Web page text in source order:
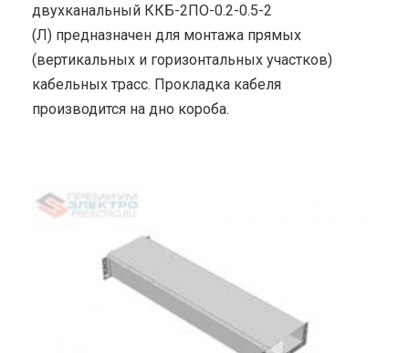
двухканальный ККБ-2ПО-0.2-0.5-2
(Л) предназначен для монтажа прямых
(вертикальных и горизонтальных участков)
кабельных трасс. Прокладка кабеля
производится на дно короба.